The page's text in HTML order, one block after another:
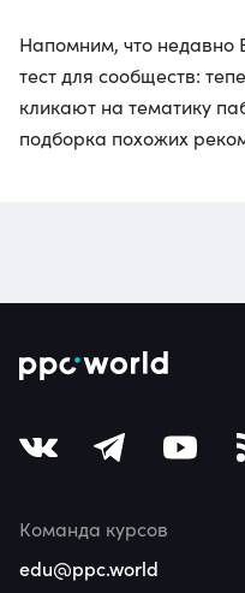
Напомним, что недавно
тест для сообществ:
кликают на тематику
подборка похожих
Команда курсов
edu@ppc.world